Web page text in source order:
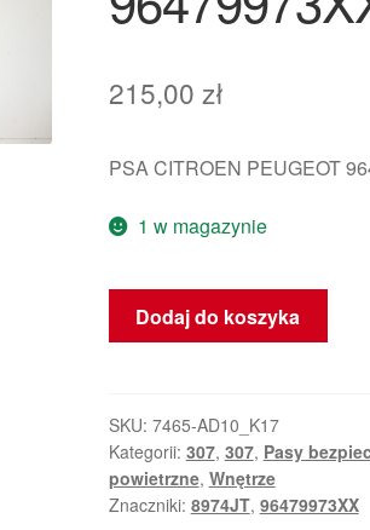
215,00 zł
PSA CITROEN PEUGEOT
1 w magazynie
ilość
Bezpieczny
307
SW
96479973XX
8974JT
Dodaj do koszyka
SKU: 7465-AD10_K17
Kategorii: 307, 307, Pasy
powietrzne, Wnętrze
Znaczniki: 8974JT, 96479973XX